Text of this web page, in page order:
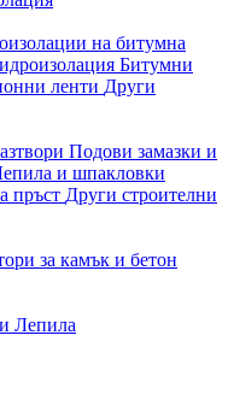
на битумна
Битумни
ленти Други
Подови замазки и
и шпакловки
пръст Други строителни
за камък и бетон
Лепила